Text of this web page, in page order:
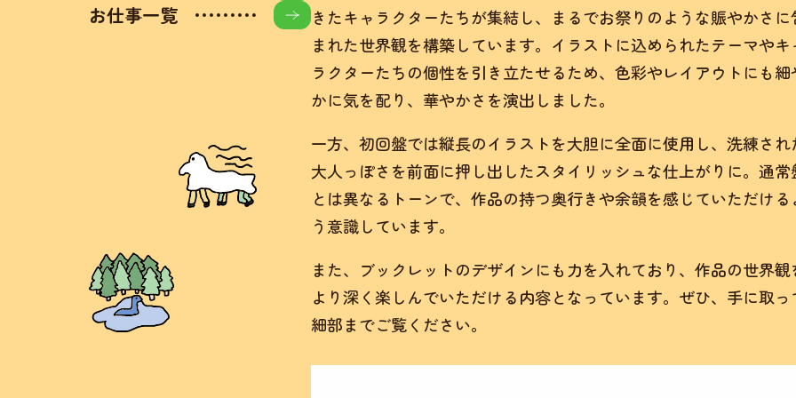
お仕事一覧
きたキャラクターたちが集結し、まるでお祭りのような賑やかさに
まれた世界観を構築しています。イラストに込められたテーマやキ
ラクターたちの個性を引き立たせるため、色彩やレイアウトにも細
かに気を配り、華やかさを演出しました。
一方、初回盤では縦長のイラストを大胆に全面に使用し、洗練され
大人っぽさを前面に押し出したスタイリッシュな仕上がりに。通常
とは異なるトーンで、作品の持つ奥行きや余韻を感じていただける
う意識しています。
また、ブックレットのデザインにも力を入れており、作品の世界観
より深く楽しんでいただける内容となっています。ぜひ、手に取っ
細部までご覧ください。